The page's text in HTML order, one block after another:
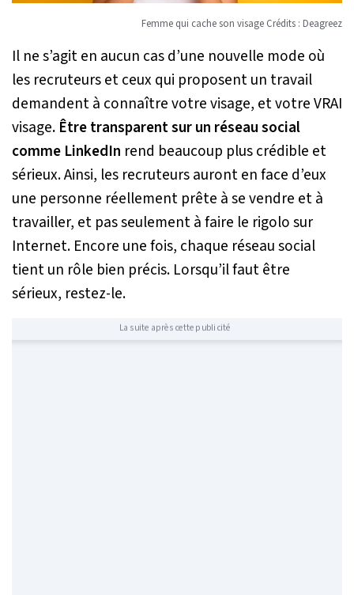
Femme qui cache son visage Crédits : Deagreez
Il ne s’agit en aucun cas d’une nouvelle mode où
les recruteurs et ceux qui proposent un travail
demandent à connaître votre visage, et votre VRAI
visage. Être transparent sur un réseau social
comme LinkedIn rend beaucoup plus crédible et
sérieux. Ainsi, les recruteurs auront en face d’eux
une personne réellement prête à se vendre et à
travailler, et pas seulement à faire le rigolo sur
Internet. Encore une fois, chaque réseau social
tient un rôle bien précis. Lorsqu’il faut être
sérieux, restez-le.
La suite après cette publicité